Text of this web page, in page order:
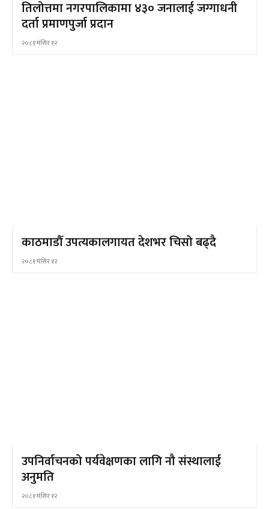
तिलोत्तमा नगरपालिकामा ४३० जनालाई जग्गाधनी
दर्ता प्रमाणपुर्जा प्रदान
२०८१ मंसिर १२
काठमाडौँ उपत्यकालगायत देशभर चिसो बढ्दै
२०८१ मंसिर १२
उपनिर्वाचनको पर्यवेक्षणका लागि नौ संस्थालाई
अनुमति
२०८१ मंसिर १२